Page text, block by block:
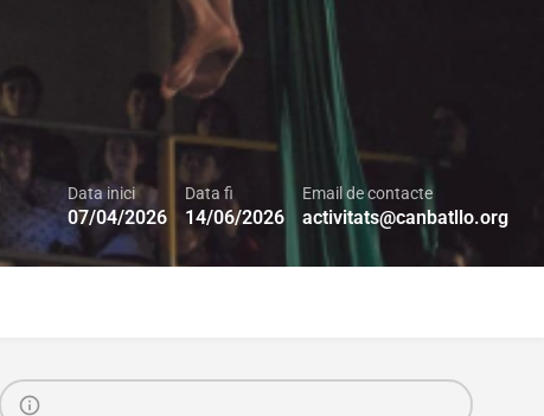
Data inici
07/04/2026
Data fi
14/06/2026
Email de contacte
activitats@canbatllo.org